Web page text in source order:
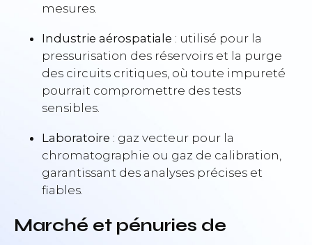
mesures.
Industrie aérospatiale : utilisé pour la
pressurisation des réservoirs et la purge
des circuits critiques, où toute impureté
pourrait compromettre des tests
sensibles.
Laboratoire : gaz vecteur pour la
chromatographie ou gaz de calibration,
garantissant des analyses précises et
fiables.
Marché et pénuries de